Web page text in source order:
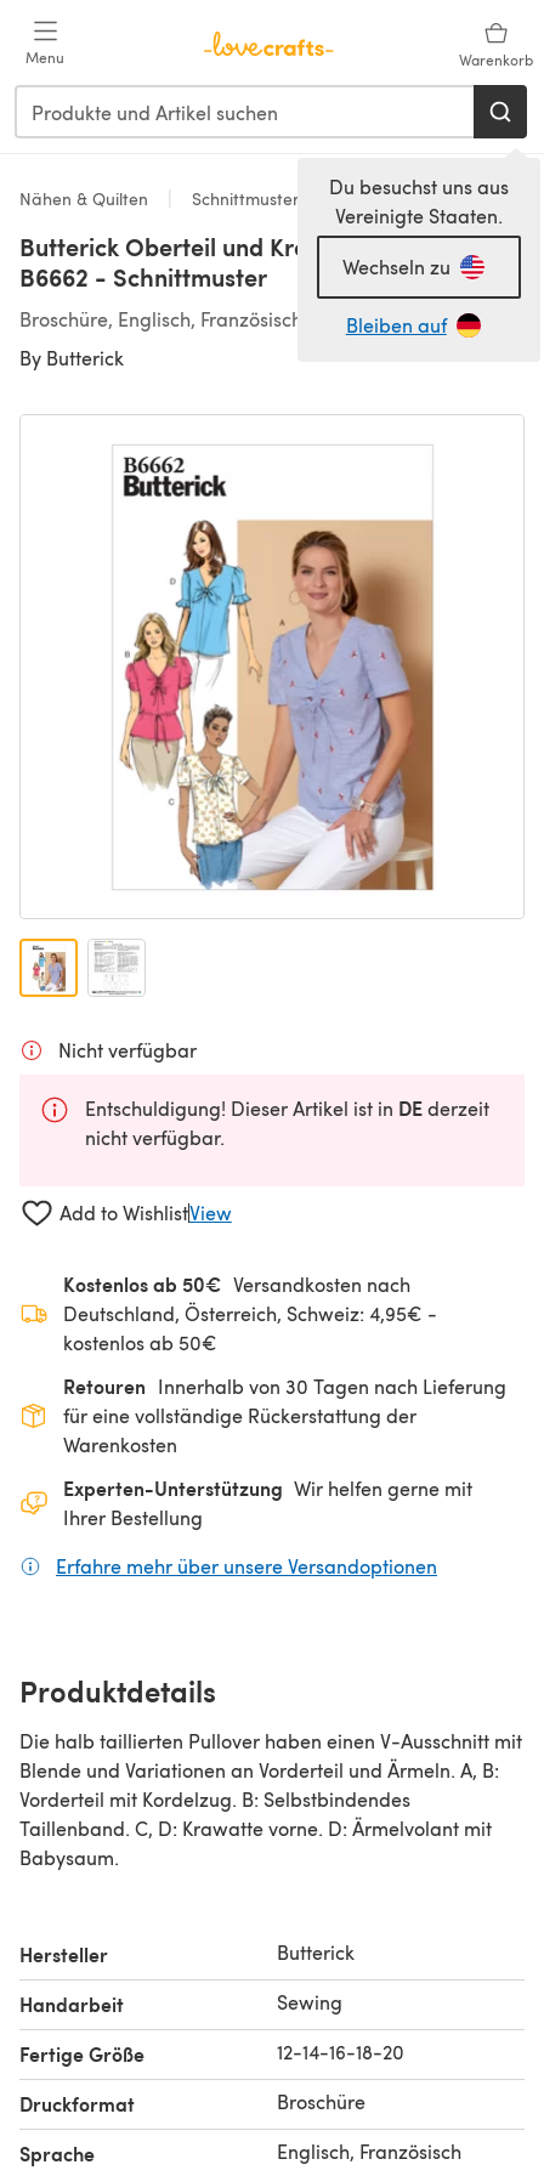
Menu Warenkorb
Du besuchst uns aus
Vereinigte Staaten.
Wechseln zu
Bleiben auf
Nähen & Quilten Schnittmuster & Quiltmuster
Butterick Oberteil und Krawatte für Damen
B6662 - Schnittmuster
Broschüre, Englisch, Französisch
By Butterick
Nicht verfügbar
Entschuldigung! Dieser Artikel ist in DEderzeit
nicht verfügbar.
Add to WishlistView
Kostenlos ab 50€ Versandkosten nach
Deutschland, Österreich, Schweiz: 4,95€ -
kostenlos ab 50€
Retouren Innerhalb von 30 Tagen nach Lieferung
für eine vollständige Rückerstattung der
Warenkosten
Experten-Unterstützung Wir helfen gerne mit
Ihrer Bestellung
Erfahre mehr über unsere Versandoptionen
Produktdetails
Die halb taillierten Pullover haben einen V-Ausschnitt mit
Blende und Variationen an Vorderteil und Ärmeln. A, B:
Vorderteil mit Kordelzug. B: Selbstbindendes
Taillenband. C, D: Krawatte vorne. D: Ärmelvolant mit
Babysaum.
Hersteller Butterick
Handarbeit Sewing
Fertige Größe 12-14-16-18-20
Druckformat Broschüre
Sprache Englisch, Französisch